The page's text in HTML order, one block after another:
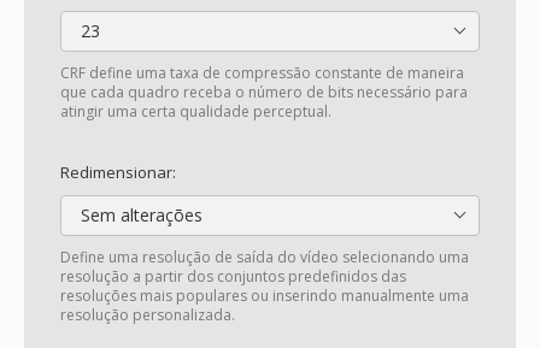
23
CRF define uma taxa de compressão constante de maneira
que cada quadro receba o número de bits necessário para
atingir uma certa qualidade perceptual.
Redimensionar:
Sem alterações
Define uma resolução de saída do vídeo selecionando uma
resolução a partir dos conjuntos predefinidos das
resoluções mais populares ou inserindo manualmente uma
resolução personalizada.